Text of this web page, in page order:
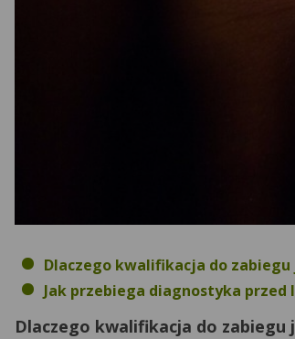
Dlaczego kwalifikacja do
Jak przebiega diagnostyka
Dlaczego kwalifikacja do